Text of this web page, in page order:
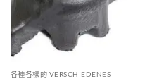
各種各樣的 VERSCHIEDENES